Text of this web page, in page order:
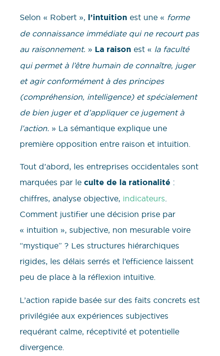
Selon « Robert », l’intuition est une « forme
de connaissance immédiate qui ne recourt pas
au raisonnement. » La raison est « la faculté
qui permet à l’être humain de connaître, juger
et agir conformément à des principes
(compréhension, intelligence) et spécialement
de bien juger et d’appliquer ce jugement à
l’action. » La sémantique explique une
première opposition entre raison et intuition.
Tout d’abord, les entreprises occidentales sont
marquées par le culte de la rationalité :
chiffres, analyse objective, indicateurs.
Comment justifier une décision prise par
« intuition », subjective, non mesurable voire
“mystique” ? Les structures hiérarchiques
rigides, les délais serrés et l’efficience laissent
peu de place à la réflexion intuitive.
L’action rapide basée sur des faits concrets est
privilégiée aux expériences subjectives
requérant calme, réceptivité et potentielle
divergence.